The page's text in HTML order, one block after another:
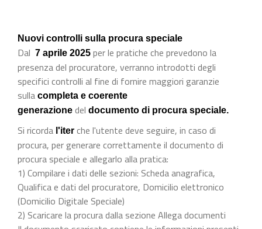
Nuovi controlli sulla procura speciale
Dal 7 aprile 2025 per le pratiche che prevedono la
presenza del procuratore, verranno introdotti degli
specifici controlli al fine di fornire maggiori garanzie
sulla completa e coerente
generazione del documento di procura speciale.
Si ricorda l'iter che l'utente deve seguire, in caso di
procura, per generare correttamente il documento di
procura speciale e allegarlo alla pratica:
1) Compilare i dati delle sezioni: Scheda anagrafica,
Qualifica e dati del procuratore, Domicilio elettronico
(Domicilio Digitale Speciale)
2) Scaricare la procura dalla sezione Allega documenti